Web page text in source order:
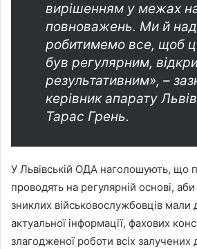
вирішенням у межах
повноважень. Ми й
робитимемо все, щоб
був регулярним,
результативним», –
керівник апарату
Тарас Грень.
У Львівській ОДА наголошують, що
проводять на регулярній основі,
зниклих військовослужбовців мали
актуальної інформації, фахових
злагодженої роботи всіх залучених